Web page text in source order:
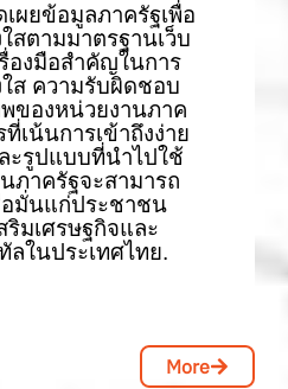
เผยข้อมูลภาครัฐเพื่อ
สตามมาตรฐานเว็บ
รื่องมือสำคัญในการ
ส ความรับผิดชอบ
ของหน่วยงานภาค
เน้นการเข้าถึงง่าย
ะรูปแบบที่นำไปใช้
ภาครัฐจะสามารถ
อมั่นแก่ประชาชน
ริมเศรษฐกิจและ
ลในประเทศไทย.
More